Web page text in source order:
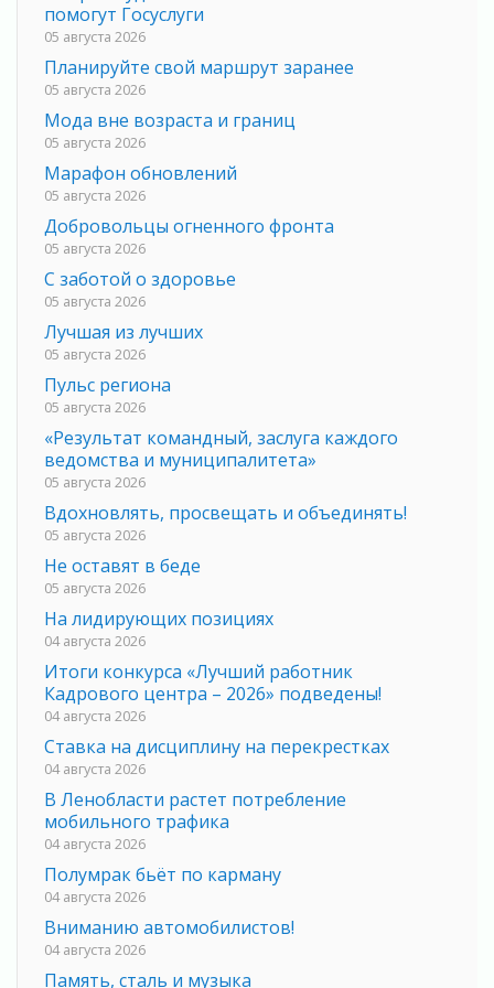
помогут Госуслуги
05 августа 2026
Планируйте свой маршрут заранее
05 августа 2026
Мода вне возраста и границ
05 августа 2026
Марафон обновлений
05 августа 2026
Добровольцы огненного фронта
05 августа 2026
С заботой о здоровье
05 августа 2026
Лучшая из лучших
05 августа 2026
Пульс региона
05 августа 2026
«Результат командный, заслуга каждого
ведомства и муниципалитета»
05 августа 2026
Вдохновлять, просвещать и объединять!
05 августа 2026
Не оставят в беде
05 августа 2026
На лидирующих позициях
04 августа 2026
Итоги конкурса «Лучший работник
Кадрового центра – 2026» подведены!
04 августа 2026
Ставка на дисциплину на перекрестках
04 августа 2026
В Ленобласти растет потребление
мобильного трафика
04 августа 2026
Полумрак бьёт по карману
04 августа 2026
Вниманию автомобилистов!
04 августа 2026
Память, сталь и музыка